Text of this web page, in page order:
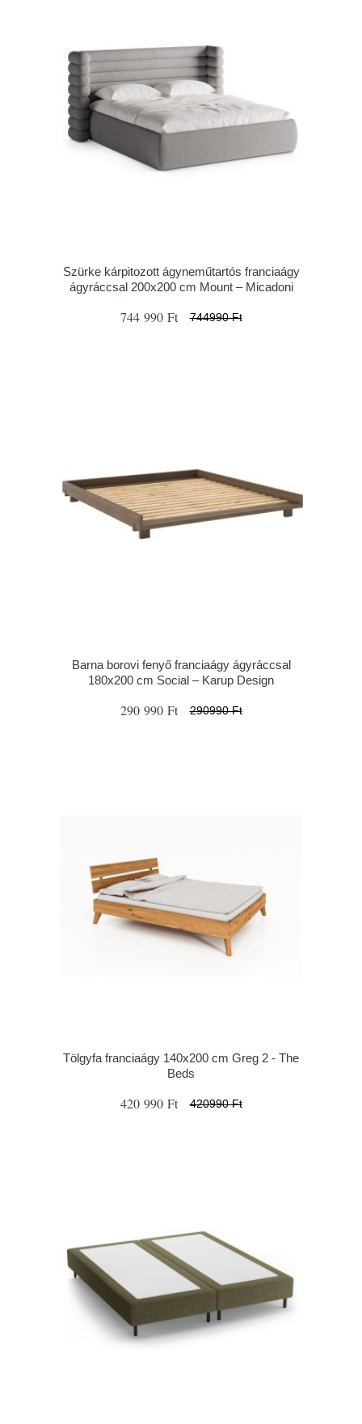
Szürke kárpitozott ágyneműtartós franciaágy
ágyráccsal 200x200 cm Mount – Micadoni
744 990 Ft 744990 Ft
Barna borovi fenyő franciaágy ágyráccsal
180x200 cm Social – Karup Design
290 990 Ft 290990 Ft
Tölgyfa franciaágy 140x200 cm Greg 2 - The
Beds
420 990 Ft 420990 Ft